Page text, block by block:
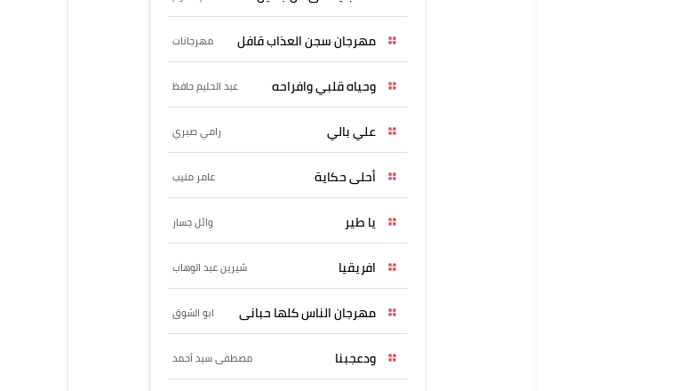
مهرجان سجن العذاب قافل مهرجانات
وحياه قلبي وافراحه عبد الحليم حافظ
علي بالي رامي صبري
أحلى حكاية عامر منيب
يا طير وائل جسار
افريقيا شيرين عبد الوهاب
مهرجان الناس كلها حبانى ابو الشوق
ودعجبنا مصطفى سيد أحمد